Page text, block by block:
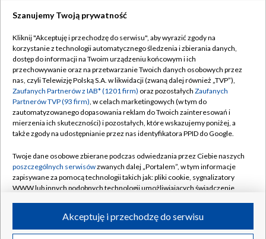
TVP
Abonament TVP
Emisja w TVP
Centrum informacji TVP
Naziemna Telewizja Cyfrowa
Rada Programowa
System NOS
Informacje o nadawcy
Program dla prasy
Regulamin TVP
Polityka prywatności
Moje zgody
Pomoc
Kontakt
Kanały
©2026 Telewizja Polska S.A. w likwidacji
Szanujemy Twoją prywatność
Kliknij "Akceptuję i przechodzę do serwisu", aby wyrazić zgody na
korzystanie z technologii automatycznego śledzenia i zbierania danych,
dostęp do informacji na Twoim urządzeniu końcowym i ich
przechowywanie oraz na przetwarzanie Twoich danych osobowych przez
nas, czyli Telewizję Polską S.A. w likwidacji (zwaną dalej również „TVP”),
Zaufanych Partnerów z IAB* (1201 firm) oraz pozostałych Zaufanych
Partnerów TVP (93 firm), w celach marketingowych (w tym do
zautomatyzowanego dopasowania reklam do Twoich zainteresowań i
mierzenia ich skuteczności) i pozostałych, które wskazujemy poniżej, a
także zgody na udostępnianie przez nas identyfikatora PPID do Google.
Twoje dane osobowe zbierane podczas odwiedzania przez Ciebie naszych
poszczególnych serwisówzwanych dalej „Portalem”, w tym informacje
zapisywane za pomocą technologii takich jak: pliki cookie, sygnalizatory
WWW lub innych podobnych technologii umożliwiających świadczenie
ruchu w Internecie.Akceptuję i przechodzę do serwisu